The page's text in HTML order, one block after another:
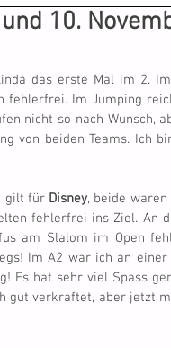
10.
das erste Mal im 2. Im
fehlerfrei. Im Jumping
nicht so nach Wunsch,
von beiden Teams. Ich
gilt für Disney, beide
fehlerfrei ins Ziel. An
am Slalom im Open
Im A2 war ich an einer
Es hat sehr viel Spass
gut verkraftet, aber jetzt